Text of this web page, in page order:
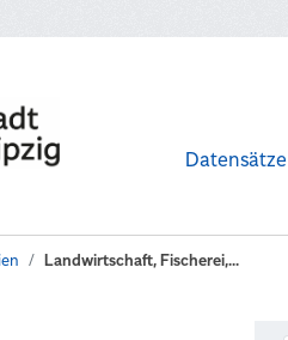
Datensätze
Landwirtschaft, Fischerei,...